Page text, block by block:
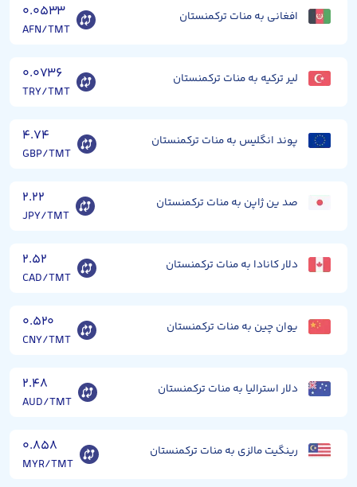
افغانی به منات ترکمنستان ۰.۰۵۳۳
AFN/TMT
لیر ترکیه به منات ترکمنستان ۰.۰۷۳۶
TRY/TMT
پوند انگلیس به منات ترکمنستان ۴.۷۴
GBP/TMT
صد ین ژاپن به منات ترکمنستان ۲.۲۲
JPY/TMT
دلار کانادا به منات ترکمنستان ۲.۵۲
CAD/TMT
یوان چین به منات ترکمنستان ۰.۵۲۰
CNY/TMT
دلار استرالیا به منات ترکمنستان ۲.۴۸
AUD/TMT
رینگیت مالزی به منات ترکمنستان ۰.۸۵۸
MYR/TMT